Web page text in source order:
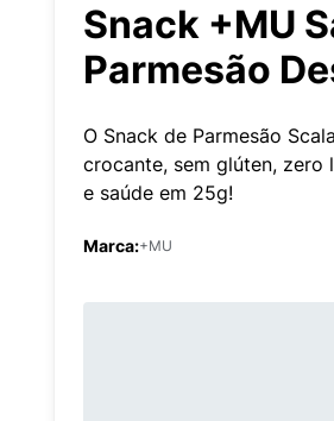
Snack +MU
Parmesão
O Snack de Parmesão
crocante, sem glúten,
e saúde em 25g!
Marca:+MU